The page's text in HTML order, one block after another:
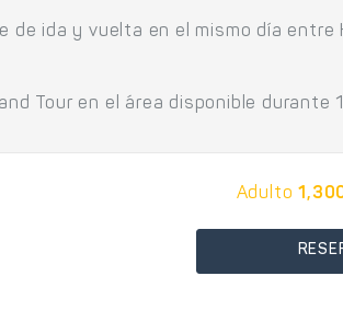
ida y vuelta en el mismo día entre
Tour en el área disponible durante
Adulto